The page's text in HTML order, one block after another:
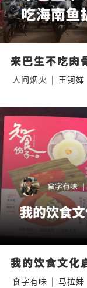
来巴生不吃肉
人间烟火 | 王钶媃
我的饮食文化
食字有味 | 马拉妹